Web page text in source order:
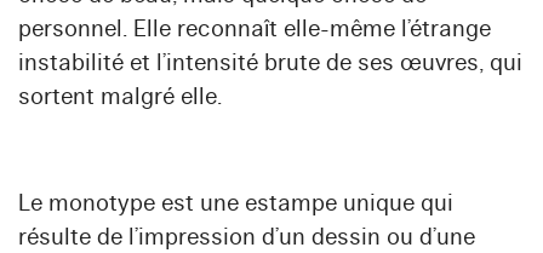
personnel. Elle reconnaît elle-même l’étrange
instabilité et l’intensité brute de ses œuvres, qui
sortent malgré elle.
Le monotype est une estampe unique qui
résulte de l’impression d’un dessin ou d’une